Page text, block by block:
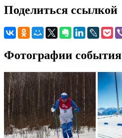
Поделиться ссылкой
Фотографии события